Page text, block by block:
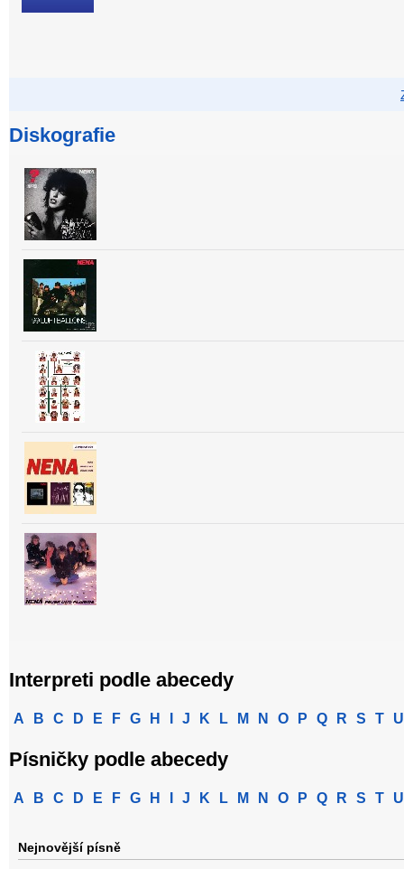
Diskografie
Interpreti podle abecedy
A B C D E F G H J K L M N O P Q R S T U
Písničky podle abecedy
A B C D E F G H J K L M N O P Q R S T U
Nejnovější písně